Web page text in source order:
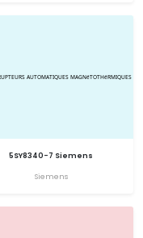
5SY8340-7 Siemens
Siemens